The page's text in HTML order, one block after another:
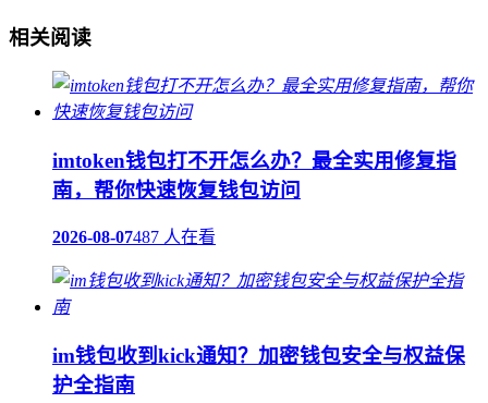
相关阅读
imtoken钱包打不开怎么办？最全实用修复指
南，帮你快速恢复钱包访问
2026-08-07487 人在看
im钱包收到kick通知？加密钱包安全与权益保
护全指南